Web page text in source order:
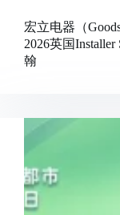
宏立电器（
2026英国
翰